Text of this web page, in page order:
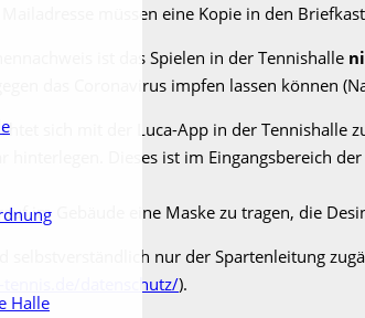
Halle
müssen eine Kopie in den
ist das Spielen in der Tennishalle
das Coronavirus impfen lassen können
sich mit der Luca-App in der Tennishalle
Dieses ist im Eingangsbereich
im Gebäude eine Maske zu tragen, die
selbstverständlich nur der Spartenleitung
tennis.de/datenschutz/).